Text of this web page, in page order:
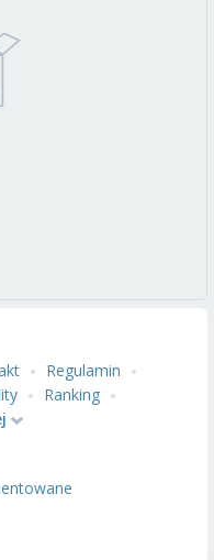
Regulamin
Ranking